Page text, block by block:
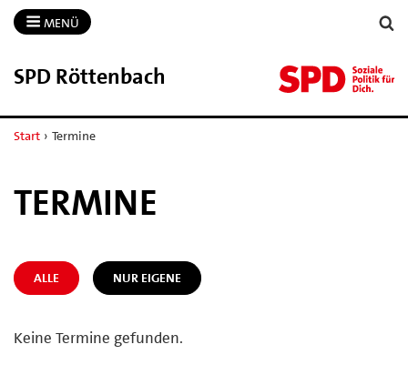
MENÜ
SPD Röttenbach
Start › Termine
TERMINE
ALLE NUR EIGENE
Keine Termine gefunden.